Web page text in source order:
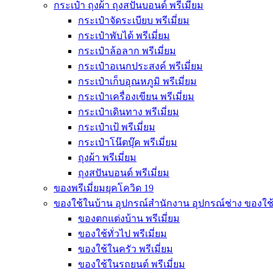
กระเป๋า ถุงผ้า ถุงสปันบอนด์ พรีเมี่ยม
กระเป๋าจัดระเบียบ พรีเมี่ยม
กระเป๋าพับได้ พรีเมี่ยม
กระเป๋าล้อลาก พรีเมี่ยม
กระเป๋าอเนกประสงค์ พรีเมี่ยม
กระเป๋าเก็บอุณหภูมิ พรีเมี่ยม
กระเป๋าเครื่องเขียน พรีเมี่ยม
กระเป๋าเดินทาง พรีเมี่ยม
กระเป๋าเป้ พรีเมี่ยม
กระเป๋าโน๊ตบุ๊ค พรีเมี่ยม
ถุงผ้า พรีเมี่ยม
ถุงสปันบอนด์ พรีเมี่ยม
ของพรีเมี่ยมยุคโควิด 19
ของใช้ในบ้าน อุปกรณ์สำนักงาน อุปกรณ์ช่าง ของใ
ของตกแต่งบ้าน พรีเมี่ยม
ของใช้ทั่วไป พรีเมี่ยม
ของใช้ในครัว พรีเมี่ยม
ของใช้ในรถยนต์ พรีเมี่ยม